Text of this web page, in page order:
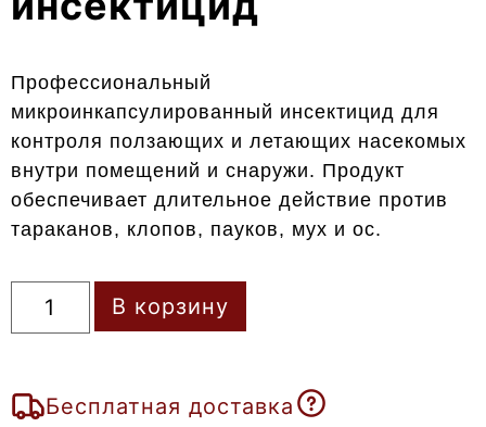
Профессиональный
микроинкапсулированный инсектицид для
контроля ползающих и летающих насекомых
внутри помещений и снаружи. Продукт
обеспечивает длительное действие против
тараканов, клопов, пауков, мух и ос.
В корзину
Бесплатная доставка